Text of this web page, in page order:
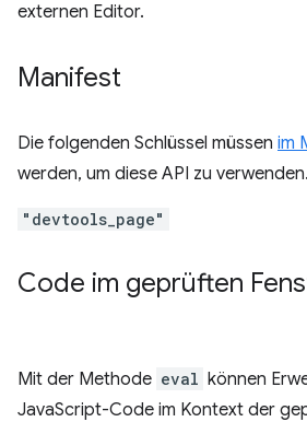
externen Editor.
Manifest
Die folgenden Schlüssel müssen im
werden, um diese API zu verwenden.
"devtools_page"
Code im geprüften
Mit der Methode eval können
JavaScript-Code im Kontext der